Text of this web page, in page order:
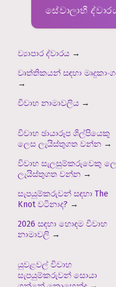
සේවාලාභී
ව්‍යාපාර ද්වාරය →
වෘත්තිකයන් සඳහා
→
විවාහ නාමාවලිය →
විවාහ ඡායාරූප ශිල්පියෙකු
ලෙස ලැයිස්තුගත වන්න →
විවාහ සැලසුම්කරුවෙකු
ලැයිස්තුගත වන්න →
සැපයුම්කරුවන් සඳහා The
Knot වටිනාද? →
2026 සඳහා හොඳම විවාහ
නාමාවලි →
යුවළවල් විවාහ
සැපයුම්කරුවන් සොයා